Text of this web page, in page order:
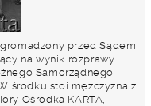
przed Sądem
na wynik rozprawy
Samorządnego
środku stoi mężczyzna z
Ośrodka KARTA,